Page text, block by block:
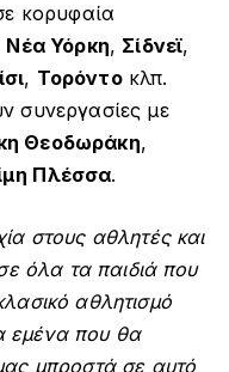
κορυφαία
Νέα Υόρκη, Σίδνεϊ,
, Τορόντοκλπ.
συνεργασίες με
Θεοδωράκη,
Πλέσσα.
στους αθλητές και
όλα τα παιδιά που
αθλητισμό
εμένα που θα
μπροστά σε αυτό